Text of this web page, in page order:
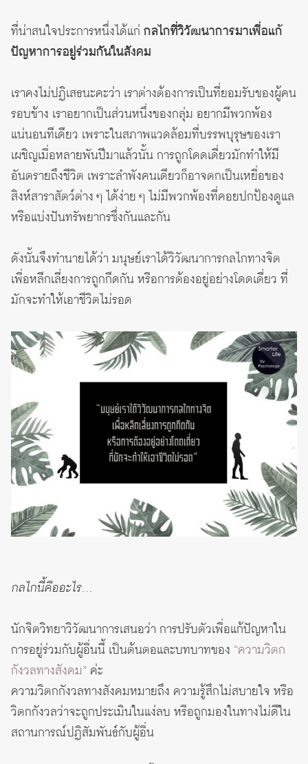
ที่น่าสนใจประการหนึ่งได้แก่ กลไกที่วิวัฒนาการมาเพื่อแก้
ปัญหาการอยู่ร่วมกันในสังคม
เราคงไม่ปฏิเสธนะคะว่า เราต่างต้องการเป็นที่ยอมรับของผู้คน
รอบข้าง เราอยากเป็นส่วนหนึ่งของกลุ่ม อยากมีพวกพ้อง
แน่นอนทีเดียว เพราะในสภาพแวดล้อมที่บรรพบุรุษของเรา
เผชิญเมื่อหลายพันปีมาแล้วนั้น การถูกโดดเดี่ยวมักทำให้มี
อันตรายถึงชีวิต เพราะลำพังคนเดียวก็อาจตกเป็นเหยื่อของ
สิงห์สาราสัตว์ต่าง ๆ ได้ง่าย ๆ ไม่มีพวกพ้องที่คอยปกป้องดูแล
หรือแบ่งปันทรัพยากรซึ่งกันและกัน
ดังนั้นจึงทำนายได้ว่า มนุษย์เราได้วิวัฒนาการกลไกทางจิต
เพื่อหลีกเลี่ยงการถูกกีดกัน หรือการต้องอยู่อย่างโดดเดี่ยว ที่
มักจะทำให้เอาชีวิตไม่รอด
กลไกนี้คืออะไร…
นักจิตวิทยาวิวัฒนาการเสนอว่า การปรับตัวเพื่อแก้ปัญหาใน
การอยู่ร่วมกับผู้อื่นนี้ เป็นต้นตอและบทบาทของ “ความวิตก
กังวลทางสังคม” ค่ะ
ความวิตกกังวลทางสังคมหมายถึง ความรู้สึกไม่สบายใจ หรือ
วิตกกังวลว่าจะถูกประเมินในแง่ลบ หรือถูกมองในทางไม่ดีใน
สถานการณ์ปฏิสัมพันธ์กับผู้อื่น